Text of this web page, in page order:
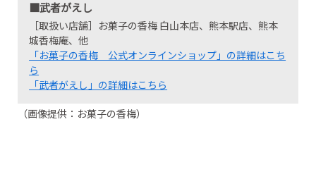
■武者がえし
［取扱い店舗］お菓子の香梅 白山本店、熊本駅店、熊本
城香梅庵、他
「お菓子の香梅 公式オンラインショップ」の詳細はこち
ら
「武者がえし」の詳細はこちら
（画像提供：お菓子の香梅）